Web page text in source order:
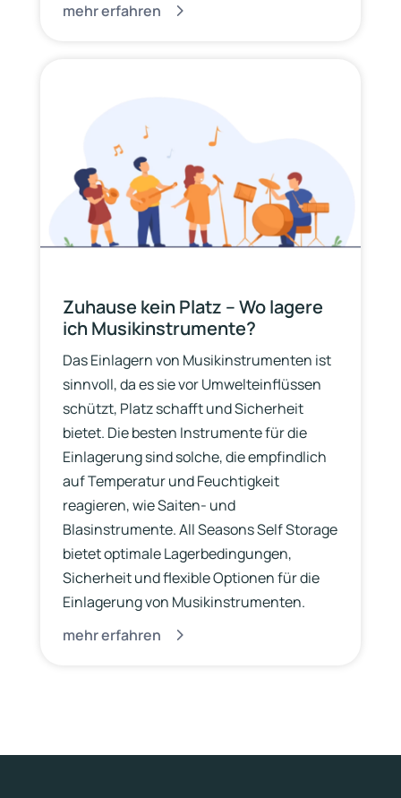
mehr erfahren
Zuhause kein Platz – Wo lagere
ich Musikinstrumente?
Das Einlagern von Musikinstrumenten ist
sinnvoll, da es sie vor Umwelteinflüssen
schützt, Platz schafft und Sicherheit
bietet. Die besten Instrumente für die
Einlagerung sind solche, die empfindlich
auf Temperatur und Feuchtigkeit
reagieren, wie Saiten- und
Blasinstrumente. All Seasons Self Storage
bietet optimale Lagerbedingungen,
Sicherheit und flexible Optionen für die
Einlagerung von Musikinstrumenten.
mehr erfahren